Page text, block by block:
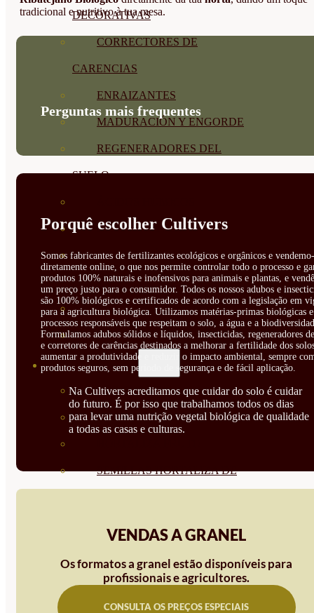
DECORATIVAS
CORRECTORES DE
CARENCIAS
ENRAIZANTES
MADURACIÓN Y ENGORDE
REGENERADORES DEL
SUELO
MATERIAS PRIMAS
PROTECCIÓN CULTIVOS Y
PLANTAS
PLANTAS INTERIOR
GROWPUNCH
SEMILLAS
VER TODAS
BIODINÁMICAS DEMETER
SEMILLAS HORTALIZA DE
SEMILLAS FLORES
COMESTIBLES
tradicional e nutritivo à tua mesa.
Perguntas mais frequentes
Porquê escolher Cultivers
Somos fabricantes de fertilizantes ecológicos e orgânicos e
diretamente online, o que nos permite controlar todo o processo e
produtos 100% naturais e inofensivos para animais e plantas, e
um preço justo para o consumidor. Todos os nossos adubos e
são 100% biológicos e certificados de acordo com a legislação em
para a agricultura biológica. Utilizamos matérias-primas biológicas e
processos responsáveis que respeitam o solo, a água e a
Formulamos adubos sólidos e líquidos, insecticidas, regeneradores
e corretores de carências destinados a melhorar a fertilidade dos
aumentar a produtividade e reduzir o impacto ambiental, sempre
produtos seguros, sem período de segurança e de fácil aplicação.
Na Cultivers acreditamos que cuidar do solo é cuidar
do futuro. É por isso que trabalhamos todos os dias
para levar uma nutrição vegetal biológica de qualidade
a todas as casas e culturas.
VENDAS A GRANEL
Os formatos a granel estão disponíveis para
profissionais e agricultores.
CONSULTA OS PREÇOS ESPECIAIS